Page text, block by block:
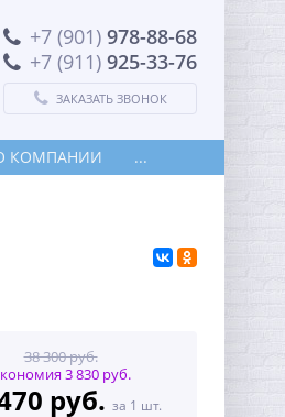
+7 (901) 978-88-68
+7 (911) 925-33-76
ЗАКАЗАТЬ ЗВОНОК
КОМПАНИИ ...
38 300 руб.
3 830 руб.
руб. за 1 шт.